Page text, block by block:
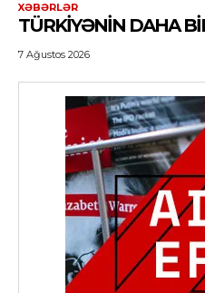
XƏBƏRLƏR
TÜRKIYƏNIN DAHA
7 Ağustos 2026